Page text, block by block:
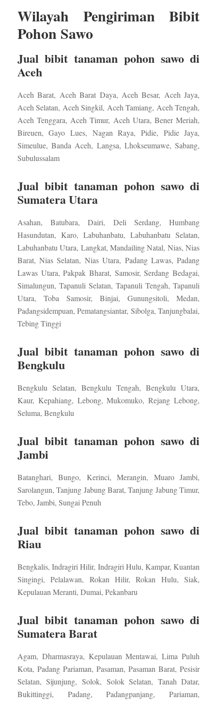
Wilayah Pengiriman Bibit
Pohon Sawo
Jual bibit tanaman pohon sawo di
Aceh
Aceh Barat, Aceh Barat Daya, Aceh Besar, Aceh Jaya,
Aceh Selatan, Aceh Singkil, Aceh Tamiang, Aceh Tengah,
Aceh Tenggara, Aceh Timur, Aceh Utara, Bener Meriah,
Bireuen, Gayo Lues, Nagan Raya, Pidie, Pidie Jaya,
Simeulue, Banda Aceh, Langsa, Lhokseumawe, Sabang,
Subulussalam
Jual bibit tanaman pohon sawo di
Sumatera Utara
Asahan, Batubara, Dairi, Deli Serdang, Humbang
Hasundutan, Karo, Labuhanbatu, Labuhanbatu Selatan,
Labuhanbatu Utara, Langkat, Mandailing Natal, Nias, Nias
Barat, Nias Selatan, Nias Utara, Padang Lawas, Padang
Lawas Utara, Pakpak Bharat, Samosir, Serdang Bedagai,
Simalungun, Tapanuli Selatan, Tapanuli Tengah, Tapanuli
Utara, Toba Samosir, Binjai, Gunungsitoli, Medan,
Padangsidempuan, Pematangsiantar, Sibolga, Tanjungbalai,
Tebing Tinggi
Jual bibit tanaman pohon sawo di
Bengkulu
Bengkulu Selatan, Bengkulu Tengah, Bengkulu Utara,
Kaur, Kepahiang, Lebong, Mukomuko, Rejang Lebong,
Seluma, Bengkulu
Jual bibit tanaman pohon sawo di
Jambi
Batanghari, Bungo, Kerinci, Merangin, Muaro Jambi,
Sarolangun, Tanjung Jabung Barat, Tanjung Jabung Timur,
Tebo, Jambi, Sungai Penuh
Jual bibit tanaman pohon sawo di
Riau
Bengkalis, Indragiri Hilir, Indragiri Hulu, Kampar, Kuantan
Singingi, Pelalawan, Rokan Hilir, Rokan Hulu, Siak,
Kepulauan Meranti, Dumai, Pekanbaru
Jual bibit tanaman pohon sawo di
Sumatera Barat
Agam, Dharmasraya, Kepulauan Mentawai, Lima Puluh
Kota, Padang Pariaman, Pasaman, Pasaman Barat, Pesisir
Selatan, Sijunjung, Solok, Solok Selatan, Tanah Datar,
Bukittinggi, Padang, Padangpanjang, Pariaman,